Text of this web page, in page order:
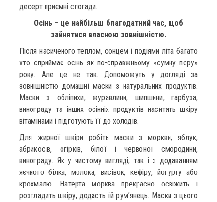
десерт приємні спогади.
Осінь – це найбільш благодатний час, щоб
зайнятися власною зовнішністю.
Після насиченого теплом, сонцем і подіями літа багато
хто сприймає осінь як по-справжньому «сумну пору»
року. Але це не так. Допоможуть у догляді за
зовнішністю домашні маски з натуральних продуктів.
Маски з обліпихи, журавлини, шипшини, гарбуза,
винограду та інших осінніх продуктів наситять шкіру
вітамінами і підготують її до холодів.
Для жирної шкіри робіть маски з моркви, яблук,
абрикосів, огірків, білої і червоної смородини,
винограду. Як у чистому вигляді, так і з додаванням
яєчного білка, молока, висівок, кефіру, йогурту або
крохмалю. Натерта морква прекрасно освіжить і
розгладить шкіру, додасть їй рум’янець. Маски з цього